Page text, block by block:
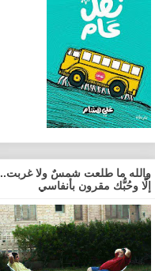
والله ما طلعت شمسٌ ولا غربت..
إلَّا وحُبُّك مقرون بأنفاسي